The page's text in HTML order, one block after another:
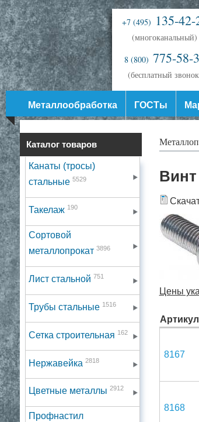
+7 (495) 135-42-
(многоканальный)
8 (800) 775-58-
(бесплатный
Металлообработка ГОСТы
Каталог товаров
Канаты (тросы)
стальные 5529
Такелаж 190
Сортовой
металлопрокат 3896
Лист стальной 751
Трубы стальные 1516
Сетка строительная 162
Нержавейка 2818
Цветные металлы 2912
Профнастил
Цены
Артикул
8167
8168